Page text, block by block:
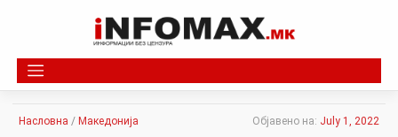
Насловна / Македонија Објавено на: July 1, 2022